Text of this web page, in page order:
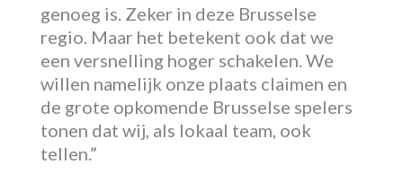
genoeg is. Zeker in deze Brusselse
regio. Maar het betekent ook dat we
een versnelling hoger schakelen. We
willen namelijk onze plaats claimen en
de grote opkomende Brusselse spelers
tonen dat wij, als lokaal team, ook
tellen.”